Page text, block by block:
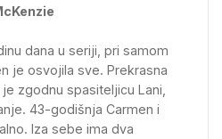
dana u seriji, pri samom
je osvojila sve. Prekrasna
zgodnu spasiteljicu Lani,
43-godišnja Carmen i
Iza sebe ima dva